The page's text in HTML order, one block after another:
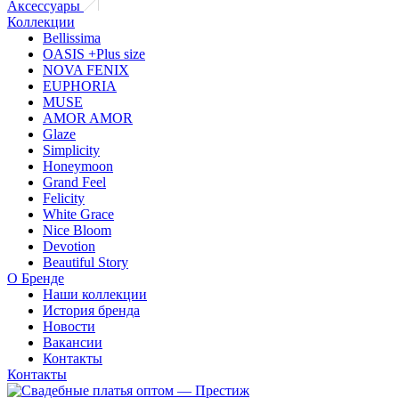
Аксессуары
Коллекции
Bellissima
OASIS +Plus size
NOVA FENIX
EUPHORIA
MUSE
AMOR AMOR
Glaze
Simplicity
Honeymoon
Grand Feel
Felicity
White Grace
Nice Bloom
Devotion
Beautiful Story
О Бренде
Наши коллекции
История бренда
Новости
Вакансии
Контакты
Контакты